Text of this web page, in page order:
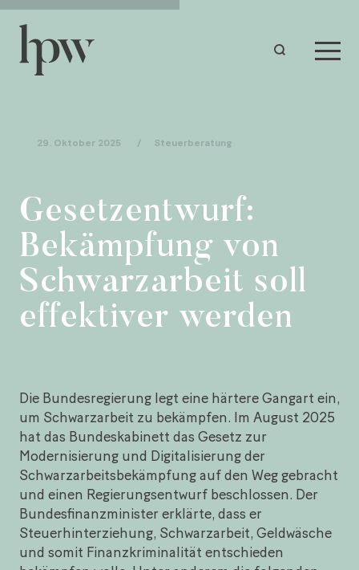
29. Oktober 2025 / Steuerberatung
Gesetzentwurf:
Bekämpfung von
Schwarzarbeit soll
effektiver werden
Die Bundesregierung legt eine härtere Gangart ein,
um Schwarzarbeit zu bekämpfen. Im August 2025
hat das Bundeskabinett das Gesetz zur
Modernisierung und Digitalisierung der
Schwarzarbeitsbekämpfung auf den Weg gebracht
und einen Regierungsentwurf beschlossen. Der
Bundesfinanzminister erklärte, dass er
Steuerhinterziehung, Schwarzarbeit, Geldwäsche
und somit Finanzkriminalität entschieden